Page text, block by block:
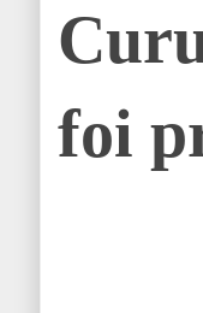
foi